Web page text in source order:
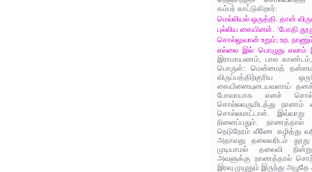
கம்பர் காட்டுகிறார்:
மெல்லியல் ஒருத்தி. தான்
புல்லிய கையினள். ‘போதி
சொல்லுவான் உறும்; உற.
எல்லை இல் பொழுது எலாம்
இராமாயணம், பால காண்டம்,
பொருள்: மென்மைத்
விருப்பத்திற்குரிய
கையினையுடையவளாய்
போவாயாக எனச்
சொல்லவருமிடத்து நாணம்
சொல்லமாட்டாள்.
நினைப்பதும். நாணத்தால்
நெடுநேரம் வீணே கழித்து
அதாவது தலைவரிடம்
முடியாமல் தலைவி
அவளுக்கு நாணத்தால்
இரவு முழுதும் இருந்து